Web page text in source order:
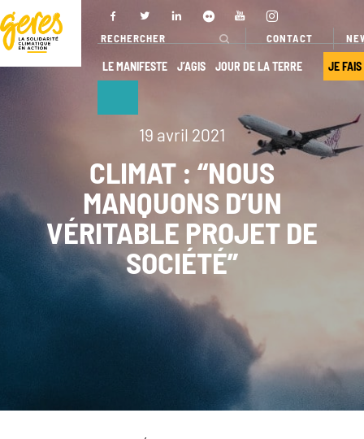
CONTACT
LE MANIFESTE J’AGIS JOUR DE LA TERRE JE FAIS
Qui sommes-
nous ?
Gouvernance
Transparence
d’activité
NOS ACTIONS
Pays
d’intervention
Nos projets
Nos
Offres de
services
19 avril 2021
CLIMAT : “NOUS
MANQUONS D’UN
VÉRITABLE PROJET DE
SOCIÉTÉ”